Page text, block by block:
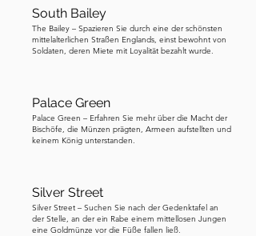
South Bailey
The Bailey – Spazieren Sie durch eine der schönsten
mittelalterlichen Straßen Englands, einst bewohnt von
Soldaten, deren Miete mit Loyalität bezahlt wurde.
Palace Green
Palace Green – Erfahren Sie mehr über die Macht der
Bischöfe, die Münzen prägten, Armeen aufstellten und
keinem König unterstanden.
Silver Street
Silver Street – Suchen Sie nach der Gedenktafel an
der Stelle, an der ein Rabe einem mittellosen Jungen
eine Goldmünze vor die Füße fallen ließ.